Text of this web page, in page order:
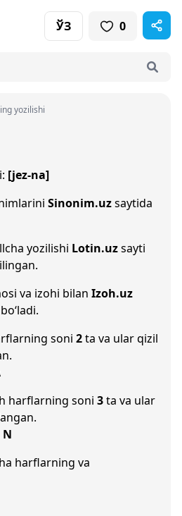
ЎЗ 0
yozilishi
[jez-na]
Sinonim.uzsaytida
yozilishi Lotin.uzsayti
va izohi bilan Izoh.uz
soni 2ta va ular qizil
harflarning soni 3ta va ular
N
harflarning va